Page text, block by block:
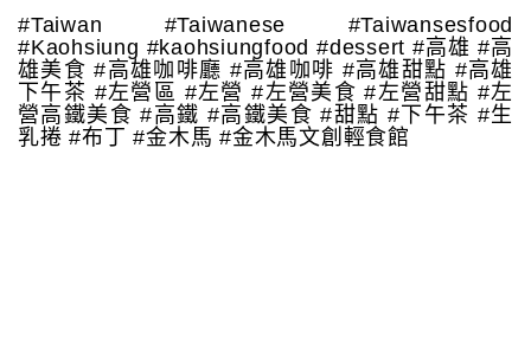
#Taiwan #Taiwanese #Taiwansesfood
#Kaohsiung #kaohsiungfood #dessert #高雄 #高
雄美食 #高雄咖啡廳 #高雄咖啡 #高雄甜點 #高雄
下午茶 #左營區 #左營 #左營美食 #左營甜點 #左
營高鐵美食 #高鐵 #高鐵美食 #甜點 #下午茶 #生
乳捲 #布丁 #金木馬 #金木馬文創輕食館